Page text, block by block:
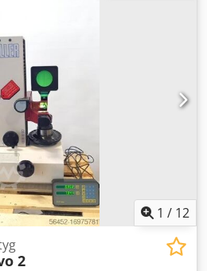
Am Usa max.
mm min. användbar kaplängd:
kapbredd vid 90°: 165 x 115 mm
vid 45°: 115 x 115 mm (H)
1 / 12
2